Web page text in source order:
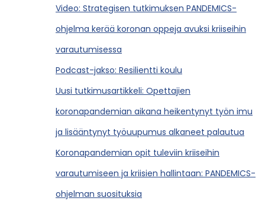
Video: Strategisen tutkimuksen PANDEMICS-
ohjelma kerää koronan oppeja avuksi kriiseihin
varautumisessa
Podcast-jakso: Resilientti koulu
Uusi tutkimusartikkeli: Opettajien
koronapandemian aikana heikentynyt työn imu
ja lisääntynyt työuupumus alkaneet palautua
Koronapandemian opit tuleviin kriiseihin
varautumiseen ja kriisien hallintaan: PANDEMICS-
ohjelman suosituksia